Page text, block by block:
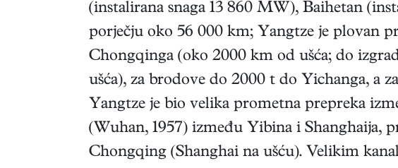
(instalirana snaga 13 860 MW), Baihetan
porječju oko 56 000 km; Yangtze je plovan
Chongqinga (oko 2000 km od ušća; do
ušća), za brodove do 2000 t do Yichanga, a
Yangtze je bio velika prometna prepreka
(Wuhan, 1957) između Yibina i Shanghaija,
Chongqing (Shanghai na ušću). Velikim